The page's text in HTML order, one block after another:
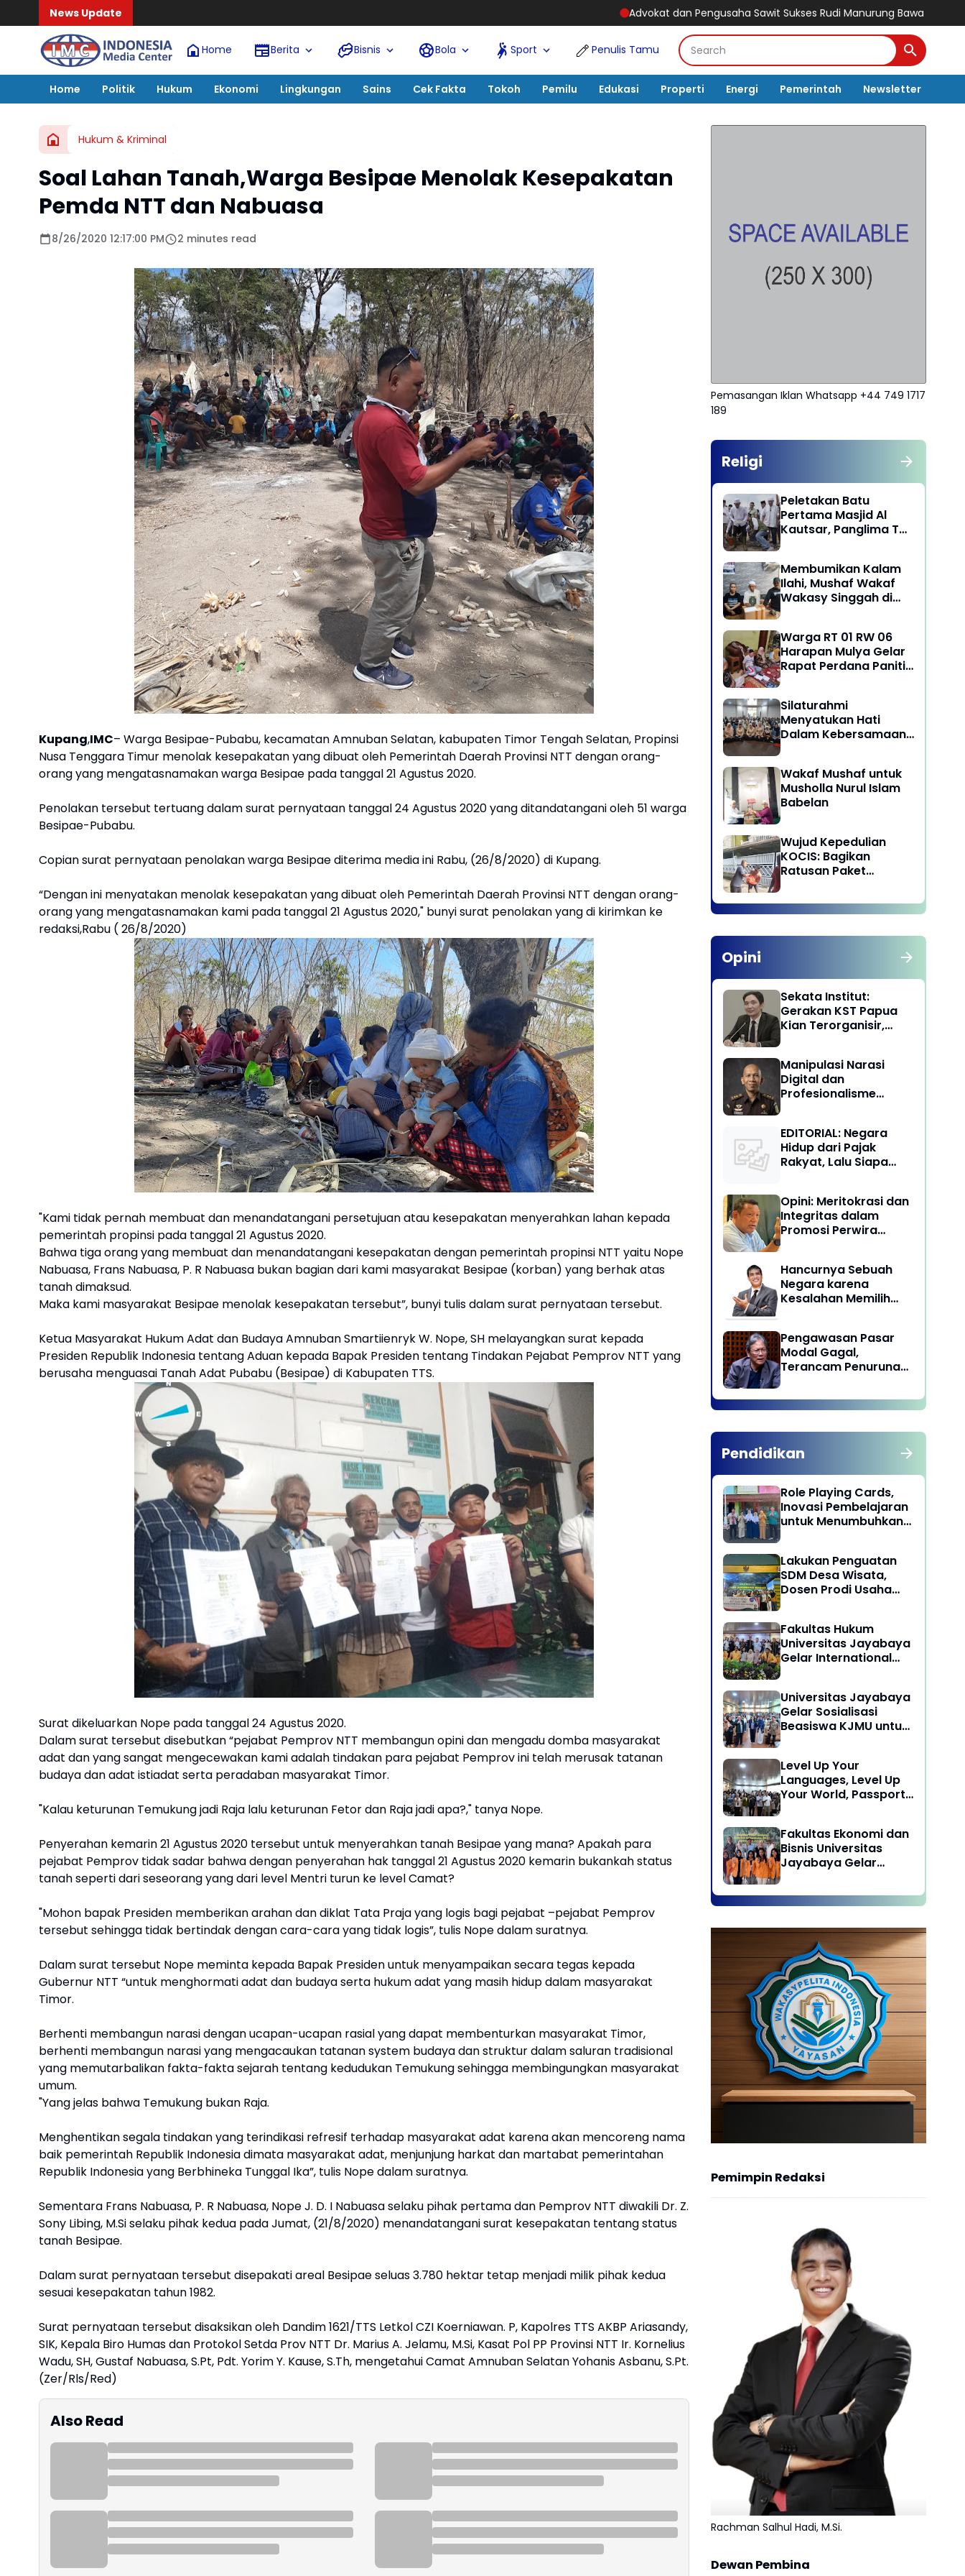
News Update Advokat dan Pengusaha Sawit Sukses Rudi Manurung Bawa Manroe FC Raih Gelar Juara,
Home Berita Bisnis Bola Sport Penulis Tamu
Home Politik Hukum Ekonomi Lingkungan Sains Cek Fakta Tokoh Pemilu Edukasi Properti Energi Pemerintah Newsletter
Hukum & Kriminal
Soal Lahan Tanah,Warga Besipae Menolak Kesepakatan
Pemda NTT dan Nabuasa
8/26/2020 12:17:00 PM 2 minutes read
Kupang,IMC– Warga Besipae-Pubabu, kecamatan Amnuban Selatan, kabupaten Timor Tengah Selatan, Propinsi
Nusa Tenggara Timur menolak kesepakatan yang dibuat oleh Pemerintah Daerah Provinsi NTT dengan orang-
orang yang mengatasnamakan warga Besipae pada tanggal 21 Agustus 2020.
Penolakan tersebut tertuang dalam surat pernyataan tanggal 24 Agustus 2020 yang ditandatangani oleh 51 warga
Besipae-Pubabu.
Copian surat pernyataan penolakan warga Besipae diterima media ini Rabu, (26/8/2020) di Kupang.
“Dengan ini menyatakan menolak kesepakatan yang dibuat oleh Pemerintah Daerah Provinsi NTT dengan orang-
orang yang mengatasnamakan kami pada tanggal 21 Agustus 2020," bunyi surat penolakan yang di kirimkan ke
redaksi,Rabu ( 26/8/2020)
"Kami tidak pernah membuat dan menandatangani persetujuan atau kesepakatan menyerahkan lahan kepada
pemerintah propinsi pada tanggal 21 Agustus 2020.
Bahwa tiga orang yang membuat dan menandatangani kesepakatan dengan pemerintah propinsi NTT yaitu Nope
Nabuasa, Frans Nabuasa, P. R Nabuasa bukan bagian dari kami masyarakat Besipae (korban) yang berhak atas
tanah dimaksud.
Maka kami masyarakat Besipae menolak kesepakatan tersebut”, bunyi tulis dalam surat pernyataan tersebut.
Ketua Masyarakat Hukum Adat dan Budaya Amnuban Smartiienryk W. Nope, SH melayangkan surat kepada
Presiden Republik Indonesia tentang Aduan kepada Bapak Presiden tentang Tindakan Pejabat Pemprov NTT yang
berusaha menguasai Tanah Adat Pubabu (Besipae) di Kabupaten TTS.
Surat dikeluarkan Nope pada tanggal 24 Agustus 2020.
Dalam surat tersebut disebutkan “pejabat Pemprov NTT membangun opini dan mengadu domba masyarakat
adat dan yang sangat mengecewakan kami adalah tindakan para pejabat Pemprov ini telah merusak tatanan
budaya dan adat istiadat serta peradaban masyarakat Timor.
"Kalau keturunan Temukung jadi Raja lalu keturunan Fetor dan Raja jadi apa?," tanya Nope.
Penyerahan kemarin 21 Agustus 2020 tersebut untuk menyerahkan tanah Besipae yang mana? Apakah para
pejabat Pemprov tidak sadar bahwa dengan penyerahan hak tanggal 21 Agustus 2020 kemarin bukankah status
tanah seperti dari seseorang yang dari level Mentri turun ke level Camat?
"Mohon bapak Presiden memberikan arahan dan diklat Tata Praja yang logis bagi pejabat –pejabat Pemprov
tersebut sehingga tidak bertindak dengan cara-cara yang tidak logis”, tulis Nope dalam suratnya.
Dalam surat tersebut Nope meminta kepada Bapak Presiden untuk menyampaikan secara tegas kepada
Gubernur NTT “untuk menghormati adat dan budaya serta hukum adat yang masih hidup dalam masyarakat
Timor.
Berhenti membangun narasi dengan ucapan-ucapan rasial yang dapat membenturkan masyarakat Timor,
berhenti membangun narasi yang mengacaukan tatanan system budaya dan struktur dalam saluran tradisional
yang memutarbalikan fakta-fakta sejarah tentang kedudukan Temukung sehingga membingungkan masyarakat
umum.
"Yang jelas bahwa Temukung bukan Raja.
Menghentikan segala tindakan yang terindikasi refresif terhadap masyarakat adat karena akan mencoreng nama
baik pemerintah Republik Indonesia dimata masyarakat adat, menjunjung harkat dan martabat pemerintahan
Republik Indonesia yang Berbhineka Tunggal Ika”, tulis Nope dalam suratnya.
Sementara Frans Nabuasa, P. R Nabuasa, Nope J. D. I Nabuasa selaku pihak pertama dan Pemprov NTT diwakili Dr. Z.
Sony Libing, M.Si selaku pihak kedua pada Jumat, (21/8/2020) menandatangani surat kesepakatan tentang status
tanah Besipae.
Dalam surat pernyataan tersebut disepakati areal Besipae seluas 3.780 hektar tetap menjadi milik pihak kedua
sesuai kesepakatan tahun 1982.
Surat pernyataan tersebut disaksikan oleh Dandim 1621/TTS Letkol CZI Koerniawan. P, Kapolres TTS AKBP Ariasandy,
SIK, Kepala Biro Humas dan Protokol Setda Prov NTT Dr. Marius A. Jelamu, M.Si, Kasat Pol PP Provinsi NTT Ir. Kornelius
Wadu, SH, Gustaf Nabuasa, S.Pt, Pdt. Yorim Y. Kause, S.Th, mengetahui Camat Amnuban Selatan Yohanis Asbanu, S.Pt.
(Zer/Rls/Red)
Also Read
Pemasangan Iklan Whatsapp +44 749 1717
189
Religi
Peletakan Batu
Pertama Masjid Al
Kautsar, Panglima TNI
Kebersamaan
Masyarakat
Membumikan Kalam
Ilahi, Mushaf Wakaf
Wakasy Singgah di
Barat
Warga RT 01 RW 06
Harapan Mulya Gelar
Rapat Perdana Panitia
Silaturahmi
Menyatukan Hati
Dalam Kebersamaan
Ekonomi Kreatif
Provinsi DKI Jakarta
Wakaf Mushaf untuk
Musholla Nurul Islam
Babelan
Wujud Kepedulian
KOCIS: Bagikan
Ratusan Paket
Anggota dan Kaum
Dhuafa
Opini
Sekata Institut:
Gerakan KST Papua
Kian Terorganisir,
Manipulasi Narasi
Digital dan
Profesionalisme
Social Media di
Indonesia
EDITORIAL: Negara
Hidup dari Pajak
Rakyat, Lalu Siapa
Opini: Meritokrasi dan
Integritas dalam
Promosi Perwira
Hancurnya Sebuah
Negara karena
Kesalahan Memilih
Pengawasan Pasar
Modal Gagal,
Terancam Penurunan
Pendidikan
Role Playing Cards,
Inovasi Pembelajaran
untuk Menumbuhkan
Lakukan Penguatan
SDM Desa Wisata,
Dosen Prodi Usaha
Pengabdian Kepada
Masyarakat di Desa
Wisata Sukamandi
Subang, Jawa Barat
Fakultas Hukum
Universitas Jayabaya
Gelar International
Undang Advokat di
Era Globalisasi
Universitas Jayabaya
Gelar Sosialisasi
Beasiswa KJMU untuk
Level Up Your
Languages, Level Up
Your World, Passport
Global Career in
Jayabaya University
Fakultas Ekonomi dan
Bisnis Universitas
Jayabaya Gelar
Kampus
Pemimpin Redaksi
Rachman Salhul Hadi, M.Si.
Dewan Pembina